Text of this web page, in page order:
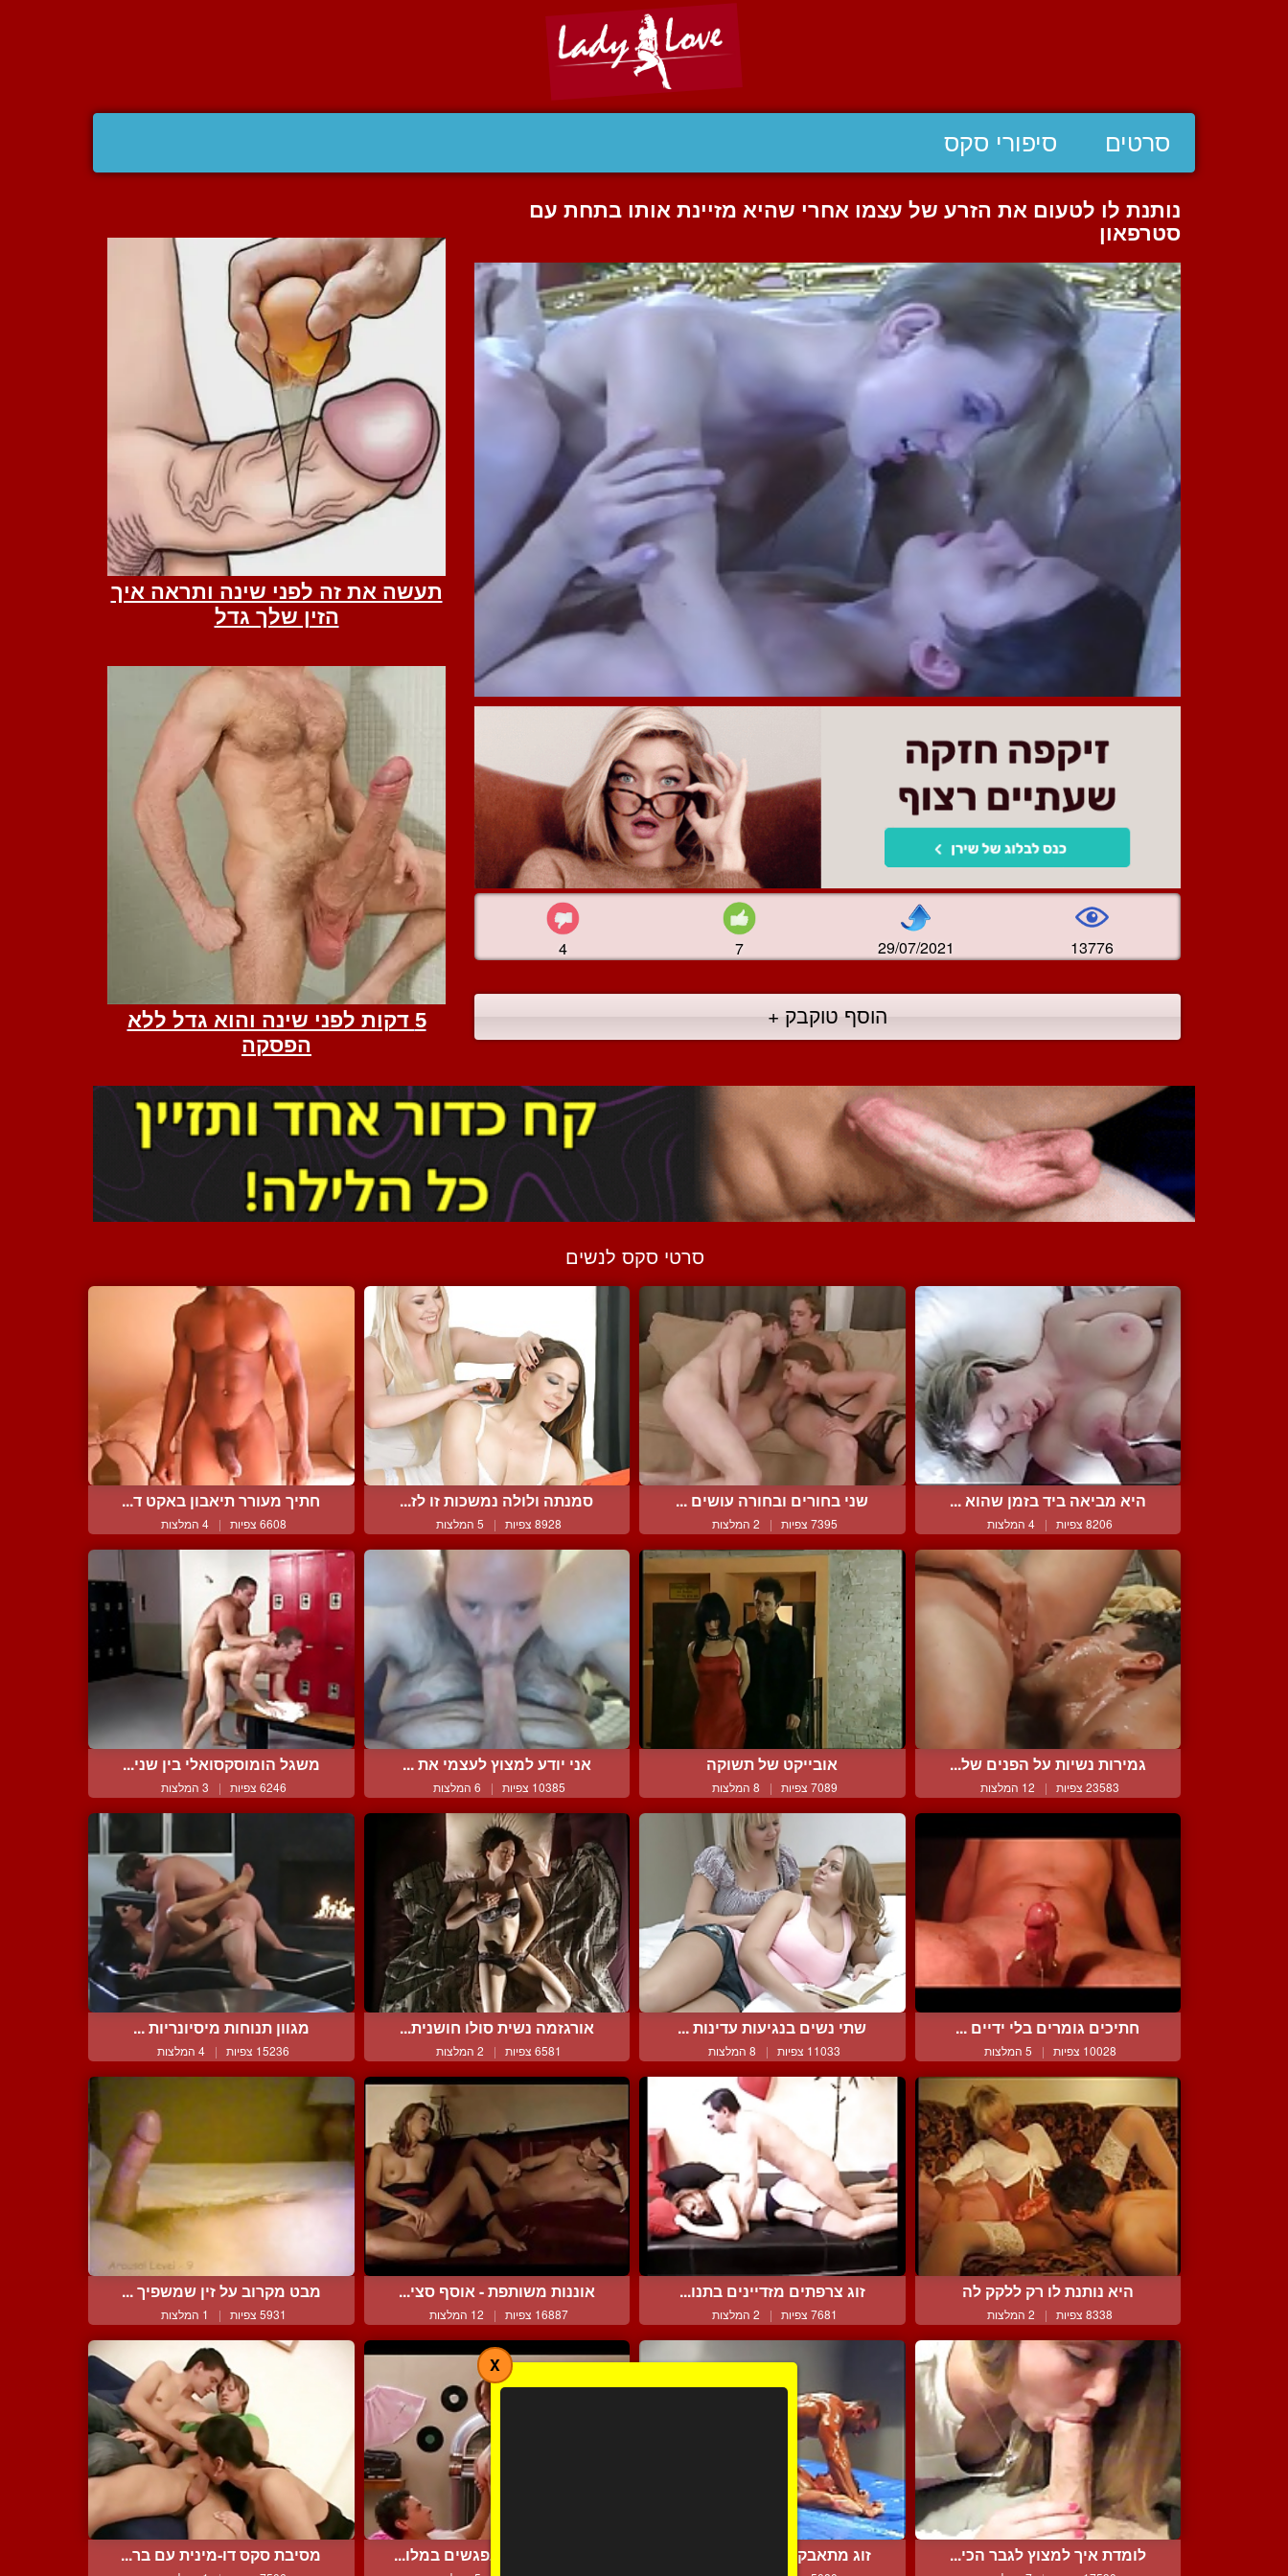
סרטים סיפורי סקס
נותנת לו לטעום את הזרע של עצמו אחרי שהיא מזיינת אותו בתחת עם
סטרפאון
4 7 29/07/2021 13776
הוסף טוקבק +
סרטי סקס לנשים
היא מביאה ביד בזמן שהוא ...
8206 צפיות | 4 המלצות
שני בחורים ובחורה עושים ...
7395 צפיות | 2 המלצות
סמנתה ולולה נמשכות זו לז...
8928 צפיות | 5 המלצות
חתיך מעורר תיאבון באקט ד...
6608 צפיות | 4 המלצות
גמירות נשיות על הפנים של...
23583 צפיות | 12 המלצות
אובייקט של תשוקה
7089 צפיות | 8 המלצות
אני יודע למצוץ לעצמי את ...
10385 צפיות | 6 המלצות
משגל הומוסקסואלי בין שני...
6246 צפיות | 3 המלצות
חתיכים גומרים בלי ידיים ...
10028 צפיות | 5 המלצות
שתי נשים בנגיעות עדינות ...
11033 צפיות | 8 המלצות
אורגזמה נשית סולו חושנית...
6581 צפיות | 2 המלצות
מגוון תנוחות מיסיונריות ...
15236 צפיות | 4 המלצות
היא נותנת לו רק ללקק לה
8338 צפיות | 2 המלצות
זוג צרפתים מזדיינים בתנו...
7681 צפיות | 2 המלצות
אוננות משותפת - אוסף סצי...
16887 צפיות | 12 המלצות
מבט מקרוב על זין שמשפיך ...
5931 צפיות | 1 המלצות
לומדת איך למצוץ לגבר הכי... זוג מתאבקים לוהטים וחסונ... קריסי והמאהב נפגשים במלו... מסיבת סקס דו-מינית עם בר...
X